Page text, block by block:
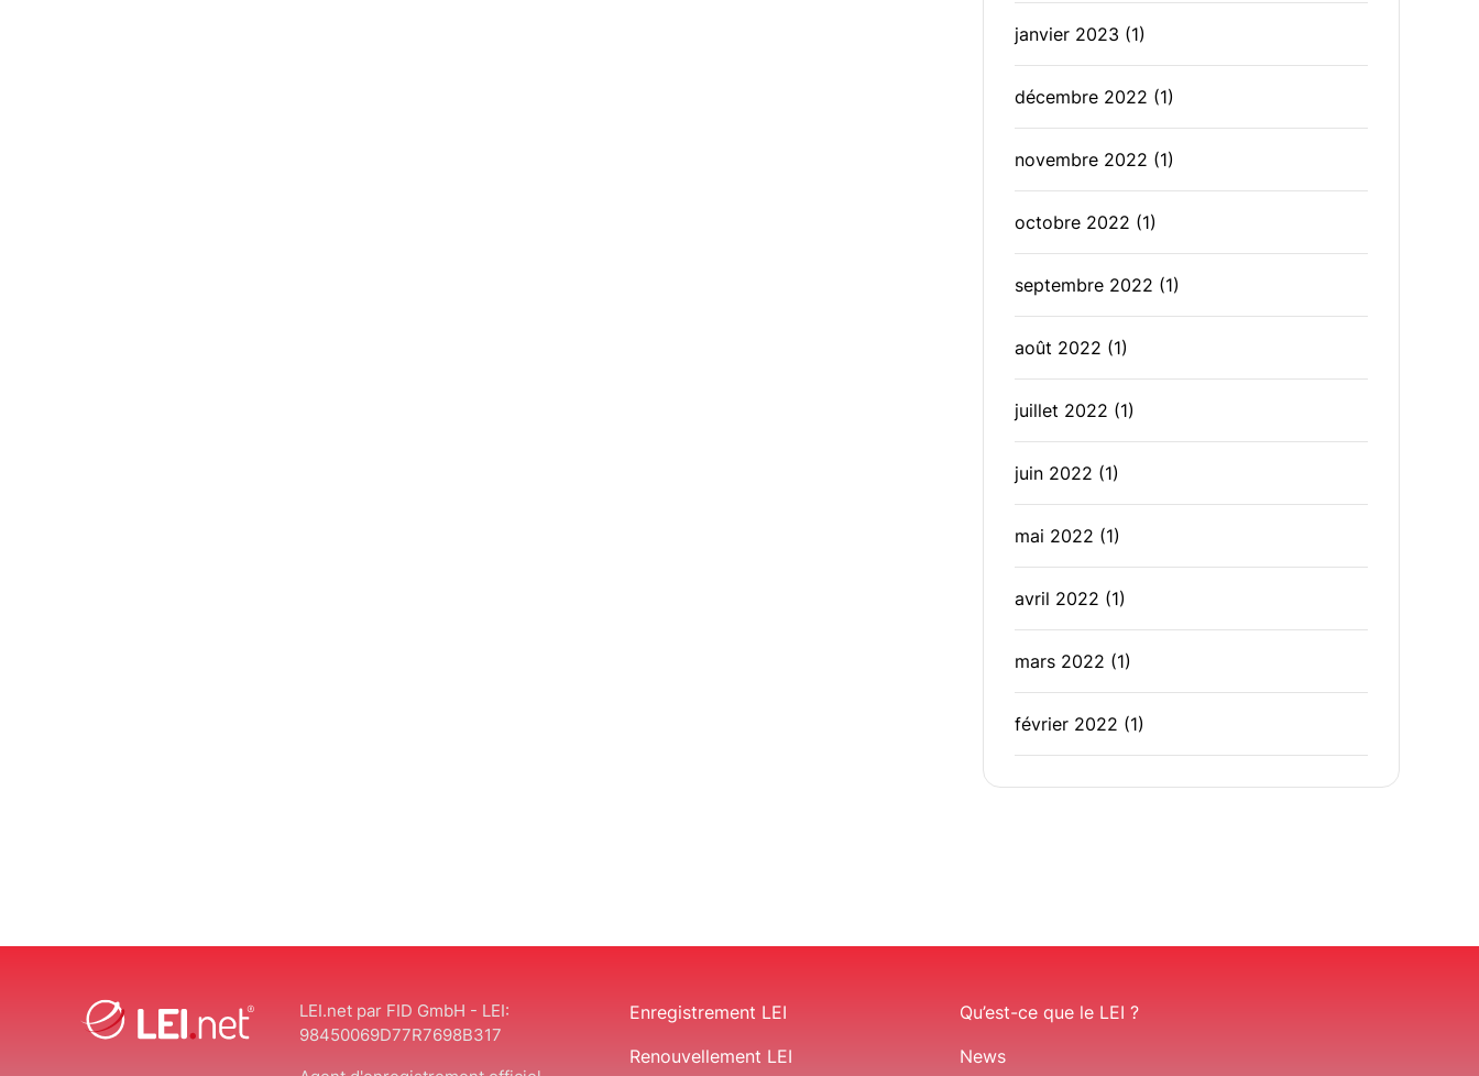
janvier 2023 (1)
décembre 2022 (1)
novembre 2022 (1)
octobre 2022 (1)
septembre 2022 (1)
août 2022 (1)
juillet 2022 (1)
juin 2022 (1)
mai 2022 (1)
avril 2022 (1)
mars 2022 (1)
février 2022 (1)
LEI.net par FID GmbH - LEI:
98450069D77R7698B317
Enregistrement LEI
Renouvellement LEI
Qu’est-ce que le LEI ?
News